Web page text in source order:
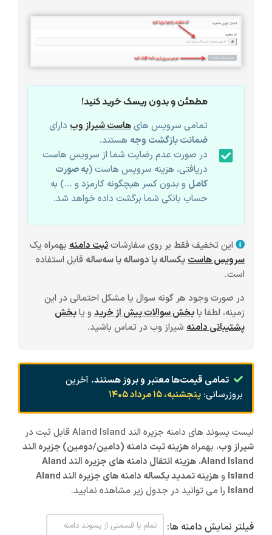
مطمئن و بدون ریسک خرید کنید!
تمامی سرویس هایهاست شیراز وب دارای
ضمانت بازگشت وجه هستند.
در صورت عدم رضایت شما از سرویس هاست
دریافتی، هزینه سرویس هاست (به صورت
کامل و بدون کسر هیچگونه کارمزد و …) به
حساب بانکی شما برگشت داده خواهد شد.
این تخفیف فقط بر روی سفارشاتثبت دامنه بهمراه یک
سرویس هاستیکساله یا دوساله یا سه‌ساله قابل استفاده
است.
در صورت وجود هر گونه سوال یا مشکل احتمالی در این
زمینه، لطفا بابخش سوالات پیش از خریدو یابخش
پشتیبانی دامنه شیراز وب در تماس باشید.
تمامی قیمت‌ها معتبر و بروز هستند. آخرین
بروزرسانی: پنجشنبه، ۱۵ مرداد ۱۴۰۵
لیست پسوند های دامنه جزیره الند Aland Island قابل ثبت در
شیرازوب، بهمراههزینه ثبت دامنه (دامین/دومین) جزیره الند
Aland Island،
هزینه انتقال دامنه های جزیره الند Aland
Island و
هزینه تمدید یکساله دامنه های جزیره الند Aland
Island را می توانید در جدول زیر مشاهده نمایید.
فیلتر نمایش دامنه ها: